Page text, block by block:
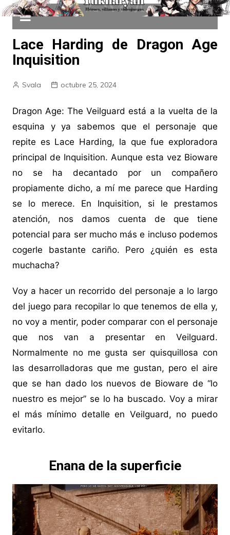
Lace Harding de Dragon Age
Inquisition
Svala octubre 25, 2024
Dragon Age: The Veilguard está a la vuelta de la
esquina y ya sabemos que el personaje que
repite es Lace Harding, la que fue exploradora
principal de Inquisition. Aunque esta vez Bioware
no se ha decantado por un compañero
propiamente dicho, a mí me parece que Harding
se lo merece. En Inquisition, si le prestamos
atención, nos damos cuenta de que tiene
potencial para ser mucho más e incluso podemos
cogerle bastante cariño. Pero ¿quién es esta
muchacha?
Voy a hacer un recorrido del personaje a lo largo
del juego para recopilar lo que tenemos de ella y,
no voy a mentir, poder comparar con el personaje
que nos van a presentar en Veilguard.
Normalmente no me gusta ser quisquillosa con
las desarrolladoras que me gustan, pero el aire
que se han dado los nuevos de Bioware de “lo
nuestro es mejor” se lo ha buscado. Voy a mirar
el más mínimo detalle en Veilguard, no puedo
evitarlo.
Enana de la superficie